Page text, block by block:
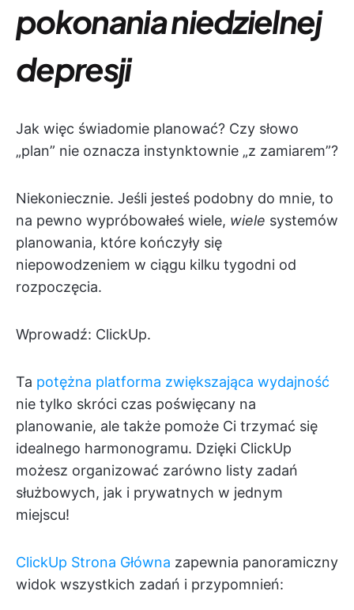
pokonania niedzielnej
depresji
Jak więc świadomie planować? Czy słowo
„plan” nie oznacza instynktownie „z zamiarem”?
Niekoniecznie. Jeśli jesteś podobny do mnie, to
na pewno wypróbowałeś wiele, wiele systemów
planowania, które kończyły się
niepowodzeniem w ciągu kilku tygodni od
rozpoczęcia.
Wprowadź: ClickUp.
Ta potężna platforma zwiększająca wydajność
nie tylko skróci czas poświęcany na
planowanie, ale także pomoże Ci trzymać się
idealnego harmonogramu. Dzięki ClickUp
możesz organizować zarówno listy zadań
służbowych, jak i prywatnych w jednym
miejscu!
ClickUp Strona Główna zapewnia panoramiczny
widok wszystkich zadań i przypomnień: